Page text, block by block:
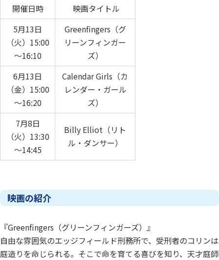
開催日時
映画タイトル
5月13日
（火）15:00
～16:10
Greenfingers（グ
リーンフィンガー
ズ）
6月13日
（金）15:00
～16:20
Calendar Girls（カ
レンダー・ガール
ズ）
7月8日
（火）13:30
～14:45
Billy Elliot（リト
ル・ダンサー）
映画の紹介
『Greenfingers（グリーンフィンガーズ）』
自由な雰囲気のエッジフィールド刑務所で、受刑者のコリンは
庭造りを命じられる。そこで命を育てる喜びを知り、天才庭師